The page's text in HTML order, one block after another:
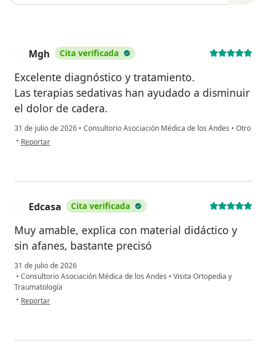
Mgh Cita verificada
Excelente diagnóstico y tratamiento.
Las terapias sedativas han ayudado a disminuir
el dolor de cadera.
31 de julio de 2026 • Consultorio Asociación Médica de los Andes • Otro
• en opinión del usuario Mgh
Reportar
Edcasa Cita verificada
Muy amable, explica con material didáctico y
sin afanes, bastante precisó
31 de julio de 2026
• Consultorio Asociación Médica de los Andes • Visita Ortopedia y
Traumatología
• en opinión del usuario Edcasa
Reportar